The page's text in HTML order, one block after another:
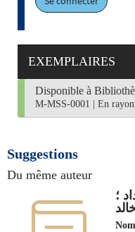
EXEMPLAIRES
Disponible à
M-MSS-0001 En
Suggestions
Du même auteur
؛